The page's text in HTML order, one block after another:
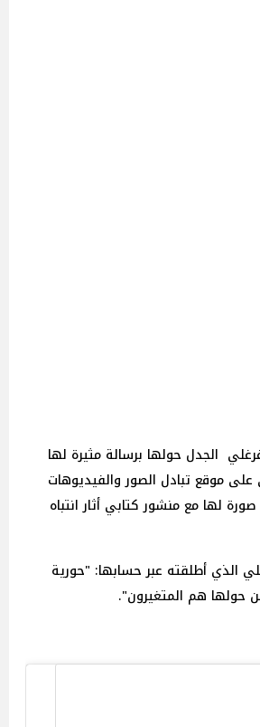
الجدل حولها برسالة مثيرة لها
موقع تبادل الصور والفيديوهات
لها مع منشور كتابي أثار انتباه
الذي أطلقته عبر حسابها: "حورية
حولها هم المتغيرون".